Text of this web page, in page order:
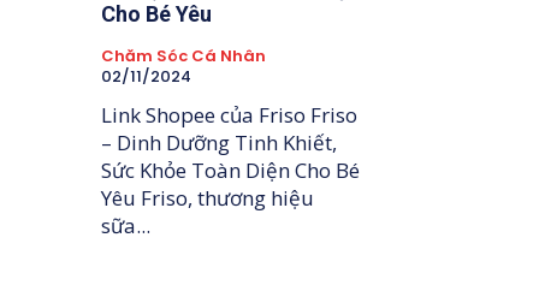
Cho Bé Yêu
Chăm Sóc Cá Nhân
02/11/2024
Link Shopee của Friso Friso
– Dinh Dưỡng Tinh Khiết,
Sức Khỏe Toàn Diện Cho Bé
Yêu Friso, thương hiệu
sữa...